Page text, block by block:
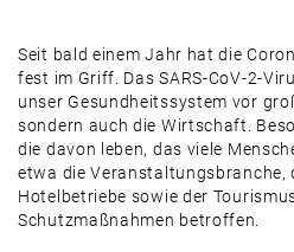
Seit bald einem Jahr hat die
fest im Griff. Das SARS-CoV-2-
unser Gesundheitssystem vor
sondern auch die Wirtschaft.
die davon leben, das viele
etwa die Veranstaltungsbranche,
Hotelbetriebe sowie der
Schutzmaßnahmen betroffen.